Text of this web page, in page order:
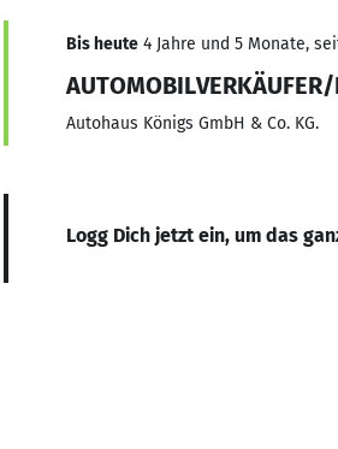
Bis heute 4 Jahre und 5 Monate,
Autohaus Königs GmbH & Co. KG.
Logg Dich jetzt ein, um das